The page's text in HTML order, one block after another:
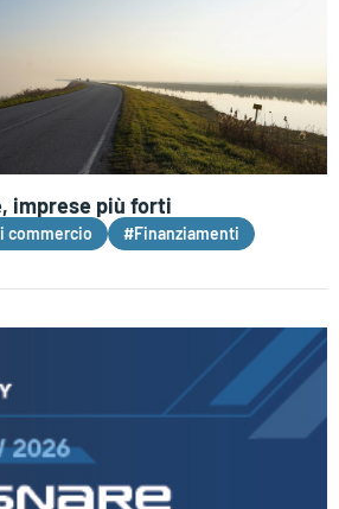
imprese più forti
commercio #Finanziamenti